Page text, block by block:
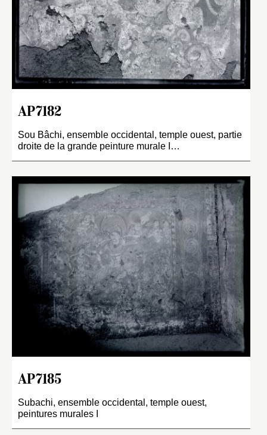
AP7182
Sou Bâchi, ensemble occidental, temple ouest, partie
droite de la grande peinture murale I…
AP7185
Subachi, ensemble occidental, temple ouest,
peintures murales I